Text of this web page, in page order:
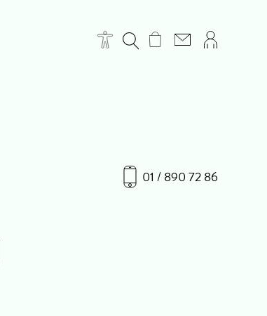
01 / 890 72 86